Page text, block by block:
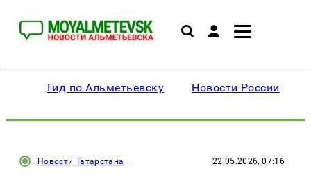
Гид по Альметьевску Новости России
Новости Татарстана 22.05.2026, 07:16